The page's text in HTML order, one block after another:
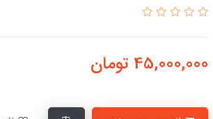
45,000,000 تومان